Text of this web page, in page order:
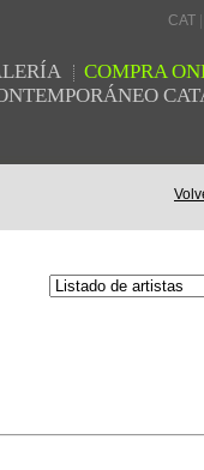
CAT
COMPRA